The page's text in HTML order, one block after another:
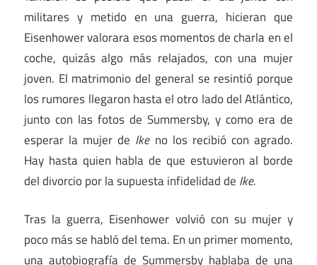
militares y metido en una guerra, hicieran que
Eisenhower valorara esos momentos de charla en el
coche, quizás algo más relajados, con una mujer
joven. El matrimonio del general se resintió porque
los rumores llegaron hasta el otro lado del Atlántico,
junto con las fotos de Summersby, y como era de
esperar la mujer de Ikeno los recibió con agrado.
Hay hasta quien habla de que estuvieron al borde
del divorcio por la supuesta infidelidad de Ike.
Tras la guerra, Eisenhower volvió con su mujer y
poco más se habló del tema. En un primer momento,
una autobiografía de Summersby hablaba de una